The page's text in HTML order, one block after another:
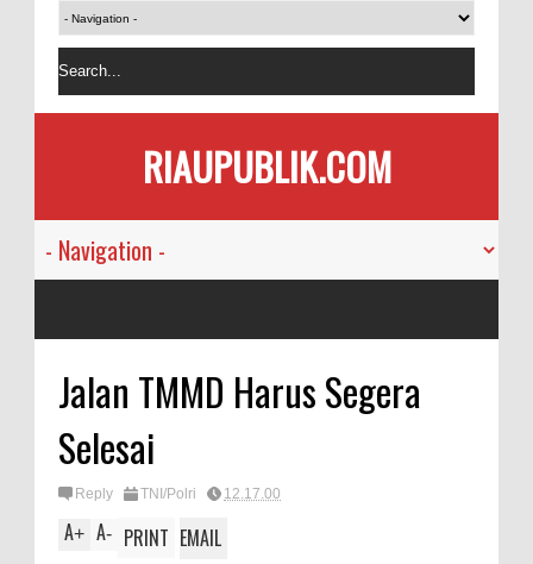
RIAUPUBLIK.COM
Jalan TMMD Harus Segera
Selesai
Reply TNI/Polri 12.17.00
A+ A- PRINT EMAIL